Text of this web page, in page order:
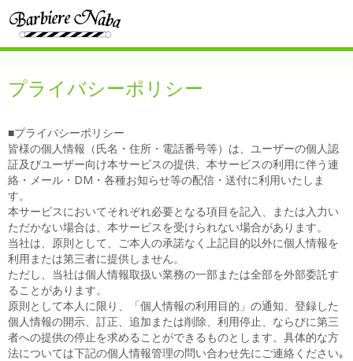
プライバシーポリシー
■プライバシーポリシー
皆様の個人情報（氏名・住所・電話番号等）は、ユーザーの個人認
証及びユーザー向け本サービスの提供、本サービスの利用に伴う連
絡・メール・DM・各種お知らせ等の配信・送付に利用いたしま
す。
本サービスにおいてそれぞれ必要となる項目を記入、または入力い
ただかない場合は、本サービスを受けられない場合があります。
当社は、原則として、ご本人の承諾なく上記目的以外に個人情報を
利用または第三者に提供しません。
ただし、当社は個人情報取扱い業務の一部または全部を外部委託す
ることがあります。
原則として本人に限り、「個人情報の利用目的」の通知、登録した
個人情報の開示、訂正、追加または削除、利用停止、ならびに第三
者への提供の停止を求めることができるものとします。具体的な方
法については下記の個人情報管理の問い合わせ先にご連絡ください｡